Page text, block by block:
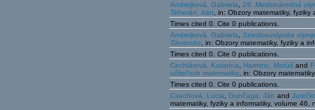
Andrejková, Gabriela
29. Medzinárodná
Teherán, Irán , in: Obzory matematiky,
Times cited 0. Cite 0 publications.
Andrejková, Gabriela
Stredoeurópska
Slovinsko , in: Obzory matematiky, fyziky a
Times cited 0. Cite 0 publications.
Cechlárová, Katarína
Harminc, Matúš and
učitel’och matematiky , in: Obzory
Times cited 0. Cite 0 publications.
Csachová, Lucia
Gunčaga, Ján and
matematiky, fyziky a informatiky, volume